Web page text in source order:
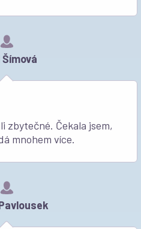
Čekala jsem,
mnohem více.